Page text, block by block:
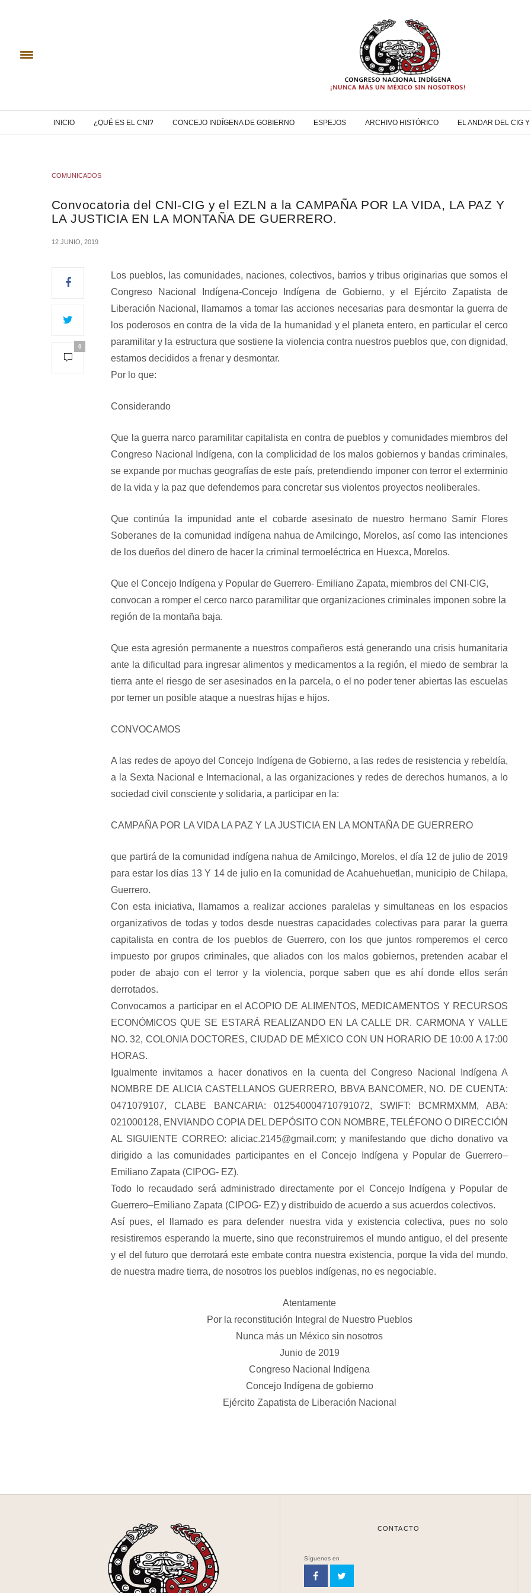
INICIO ¿QUÉ ES EL CNI? CONCEJO INDÍGENA DE GOBIERNO ESPEJOS ARCHIVO HISTÓRICO EL ANDAR DEL CIG
COMUNICADOS
Convocatoria del CNI-CIG y el EZLN a la CAMPAÑA POR LA VIDA, LA PAZ Y
LA JUSTICIA EN LA MONTAÑA DE GUERRERO.
12 JUNIO, 2019
0
Los pueblos, las comunidades, naciones, colectivos, barrios y tribus originarias que somos el
Congreso Nacional Indígena-Concejo Indígena de Gobierno, y el Ejército Zapatista de
Liberación Nacional, llamamos a tomar las acciones necesarias para desmontar la guerra de
los poderosos en contra de la vida de la humanidad y el planeta entero, en particular el cerco
paramilitar y la estructura que sostiene la violencia contra nuestros pueblos que, con dignidad,
estamos decididos a frenar y desmontar.
Por lo que:
Considerando
Que la guerra narco paramilitar capitalista en contra de pueblos y comunidades miembros del
Congreso Nacional Indígena, con la complicidad de los malos gobiernos y bandas criminales,
se expande por muchas geografías de este país, pretendiendo imponer con terror el exterminio
de la vida y la paz que defendemos para concretar sus violentos proyectos neoliberales.
Que continúa la impunidad ante el cobarde asesinato de nuestro hermano Samir Flores
Soberanes de la comunidad indígena nahua de Amilcingo, Morelos, así como las intenciones
de los dueños del dinero de hacer la criminal termoeléctrica en Huexca, Morelos.
Que el Concejo Indígena y Popular de Guerrero- Emiliano Zapata, miembros del CNI-CIG,
convocan a romper el cerco narco paramilitar que organizaciones criminales imponen sobre la
región de la montaña baja.
Que esta agresión permanente a nuestros compañeros está generando una crisis humanitaria
ante la dificultad para ingresar alimentos y medicamentos a la región, el miedo de sembrar la
tierra ante el riesgo de ser asesinados en la parcela, o el no poder tener abiertas las escuelas
por temer un posible ataque a nuestras hijas e hijos.
CONVOCAMOS
A las redes de apoyo del Concejo Indígena de Gobierno, a las redes de resistencia y rebeldía,
a la Sexta Nacional e Internacional, a las organizaciones y redes de derechos humanos, a lo
sociedad civil consciente y solidaria, a participar en la:
CAMPAÑA POR LA VIDA LA PAZ Y LA JUSTICIA EN LA MONTAÑA DE GUERRERO
que partirá de la comunidad indígena nahua de Amilcingo, Morelos, el día 12 de julio de 2019
para estar los días 13 Y 14 de julio en la comunidad de Acahuehuetlan, municipio de Chilapa,
Guerrero.
Con esta iniciativa, llamamos a realizar acciones paralelas y simultaneas en los espacios
organizativos de todas y todos desde nuestras capacidades colectivas para parar la guerra
capitalista en contra de los pueblos de Guerrero, con los que juntos romperemos el cerco
impuesto por grupos criminales, que aliados con los malos gobiernos, pretenden acabar el
poder de abajo con el terror y la violencia, porque saben que es ahí donde ellos serán
derrotados.
Convocamos a participar en el ACOPIO DE ALIMENTOS, MEDICAMENTOS Y RECURSOS
ECONÓMICOS QUE SE ESTARÁ REALIZANDO EN LA CALLE DR. CARMONA Y VALLE
NO. 32, COLONIA DOCTORES, CIUDAD DE MÉXICO CON UN HORARIO DE 10:00 A 17:00
HORAS.
Igualmente invitamos a hacer donativos en la cuenta del Congreso Nacional Indígena A
NOMBRE DE ALICIA CASTELLANOS GUERRERO, BBVA BANCOMER, NO. DE CUENTA:
0471079107, CLABE BANCARIA: 012540004710791072, SWIFT: BCMRMXMM, ABA:
021000128, ENVIANDO COPIA DEL DEPÓSITO CON NOMBRE, TELÉFONO O DIRECCIÓN
AL SIGUIENTE CORREO: aliciac.2145@gmail.com; y manifestando que dicho donativo va
dirigido a las comunidades participantes en el Concejo Indígena y Popular de Guerrero–
Emiliano Zapata (CIPOG- EZ).
Todo lo recaudado será administrado directamente por el Concejo Indígena y Popular de
Guerrero–Emiliano Zapata (CIPOG- EZ) y distribuido de acuerdo a sus acuerdos colectivos.
Así pues, el llamado es para defender nuestra vida y existencia colectiva, pues no solo
resistiremos esperando la muerte, sino que reconstruiremos el mundo antiguo, el del presente
y el del futuro que derrotará este embate contra nuestra existencia, porque la vida del mundo,
de nuestra madre tierra, de nosotros los pueblos indígenas, no es negociable.
Atentamente
Por la reconstitución Integral de Nuestro Pueblos
Nunca más un México sin nosotros
Junio de 2019
Congreso Nacional Indígena
Concejo Indígena de gobierno
Ejército Zapatista de Liberación Nacional
Espejo 21
El CNI-CIG en los
de la Resistencia
hermanos del mundo
CONTACTO
Síguenos en